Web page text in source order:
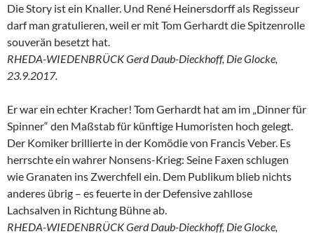
Die Story ist ein Knaller. Und René Heinersdorff als Regisseur
darf man gratulieren, weil er mit Tom Gerhardt die Spitzenrolle
souverän besetzt hat.
RHEDA-WIEDENBRÜCK Gerd Daub-Dieckhoff, Die Glocke,
23.9.2017.
Er war ein echter Kracher! Tom Gerhardt hat am im „Dinner für
Spinner“ den Maßstab für künftige Humoristen hoch gelegt.
Der Komiker brillierte in der Komödie von Francis Veber. Es
herrschte ein wahrer Nonsens-Krieg: Seine Faxen schlugen
wie Granaten ins Zwerchfell ein. Dem Publikum blieb nichts
anderes übrig – es feuerte in der Defensive zahllose
Lachsalven in Richtung Bühne ab.
RHEDA-WIEDENBRÜCK Gerd Daub-Dieckhoff, Die Glocke,